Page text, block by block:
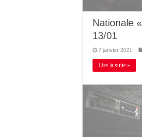
Nationale
13/01
7 janvier 2021
Lire la suite »